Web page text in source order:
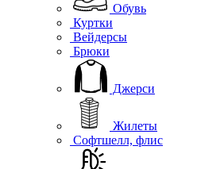
Обувь
Куртки
Вейдерсы
Брюки
Джерси
Жилеты
Софтшелл, флис